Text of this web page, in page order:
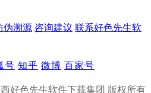
伪溯源 咨询建议 联系好色先生软
号 知乎 微博 百家号
好色先生软件下载集团 版权所有